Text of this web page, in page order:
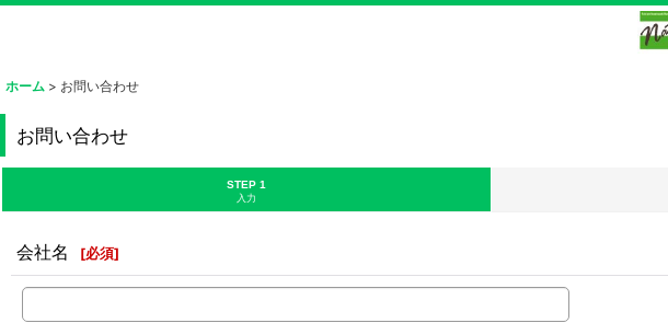
ホーム > お問い合わせ
お問い合わせ
STEP 1
入力
会社名 [必須]